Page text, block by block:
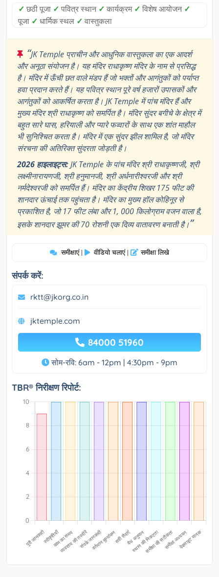
✓ छठी पूजा ✓ पवित्र स्थान ✓ कार्यक्रम ✓ विशेष आयोजन ✓
पूजा ✓ धार्मिक स्थल ✓ वास्तुकला
“JK Temple प्राचीन और आधुनिक वास्तुकला का एक आदर्श
और अनूठा संयोजन है। यह मंदिर राधाकृष्ण मंदिर के नाम से प्रसिद्ध
है। मंदिर में ऊँची छत वाले मंडप हैं जो भक्तों और आगंतुकों को पर्याप्त
हवा प्रदान करते हैं। यह पवित्र स्थान पूरे वर्ष हजारों उपासकों और
आगंतुकों को आकर्षित करता है। JK Temple में पांच मंदिर हैं और
मुख्य मंदिर श्री राधाकृष्ण को समर्पित है। मंदिर सुंदर बगीचे के क्षेत्र में
बहुत सारे घास, हरियाली और प्यारे फव्वारों के साथ एक शांत माहौल
भी सुनिश्चित करता है। मंदिर में एक सुंदर झील शामिल है, जो मंदिर
संरचना की अतिरिक्त सुंदरता जोड़ती है।
2026 हाइलाइट्स:JK Temple के पांच मंदिर श्री राधाकृष्णजी, श्री
लक्ष्मीनारायणजी, श्री हनुमानजी, श्री अर्धनारीश्वरजी और श्री
नर्मदेश्वरजी को समर्पित हैं। मंदिर का केंद्रीय शिखर 175 फीट की
शानदार ऊंचाई तक पहुंचता है। मंदिर का मुख्य हॉल कोहिनूर से
प्रकाशित है, जो 17 फीट लंबा और 1, 000 किलोग्राम वजन वाला है,
इसके शानदार झूमर की 70 रोशनी एक दिव्य वातावरण बनाती है।”
समीक्षाएं | वीडियो चलाएं | समीक्षा लिखे
संपर्क करें:
rktt@jkorg.co.in
jktemple.com
84000 51960
सोम-रवि: 6am - 12pm | 4:30pm - 9pm
TBR® निरीक्षण रिपोर्ट: